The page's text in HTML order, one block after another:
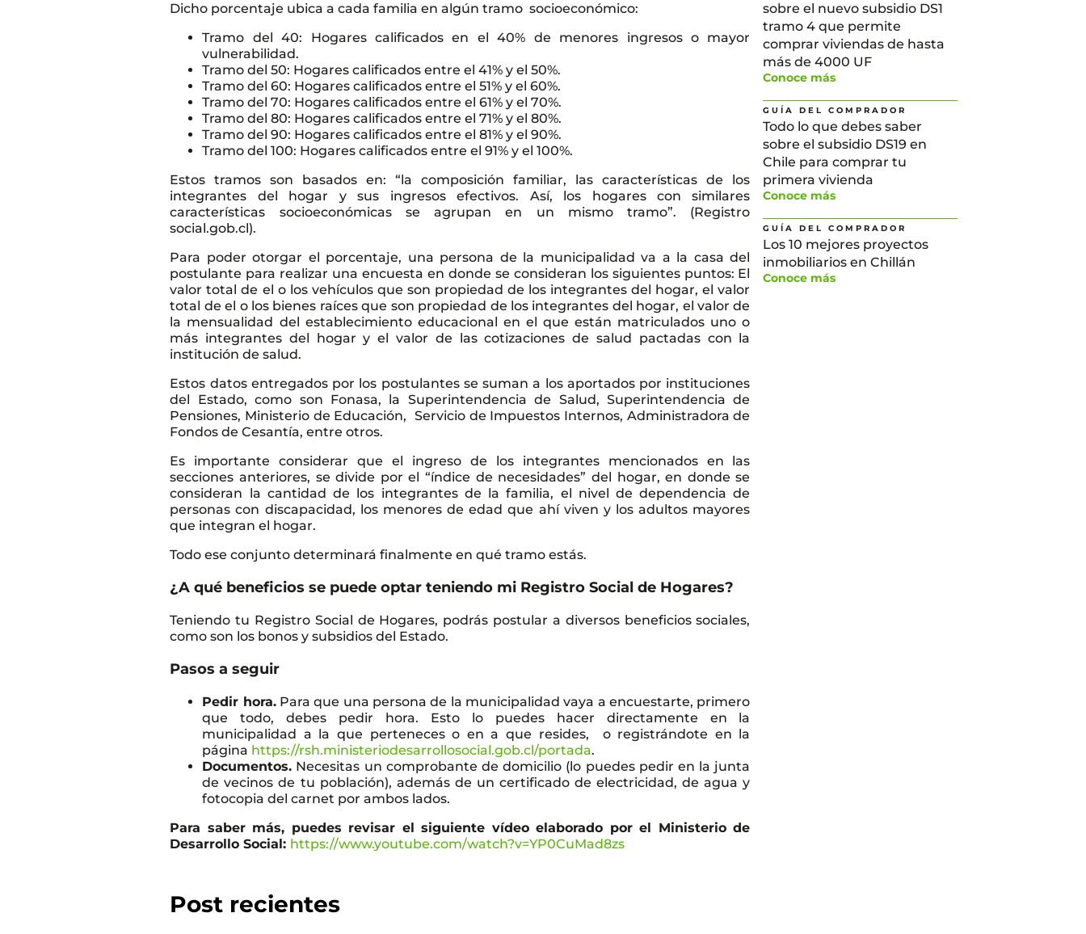
Dicho porcentaje ubica a cada familia en algún tramo socioeconómico:
Tramo del 40: Hogares calificados en el 40% de menores ingresos o mayor
vulnerabilidad.
Tramo del 50: Hogares calificados entre el 41% y el 50%.
Tramo del 60: Hogares calificados entre el 51% y el 60%.
Tramo del 70: Hogares calificados entre el 61% y el 70%.
Tramo del 80: Hogares calificados entre el 71% y el 80%.
Tramo del 90: Hogares calificados entre el 81% y el 90%.
Tramo del 100: Hogares calificados entre el 91% y el 100%.
Estos tramos son basados en: “la composición familiar, las características de los
integrantes del hogar y sus ingresos efectivos. Así, los hogares con similares
características socioeconómicas se agrupan en un mismo tramo”. (Registro
social.gob.cl).
Para poder otorgar el porcentaje, una persona de la municipalidad va a la casa del
postulante para realizar una encuesta en donde se consideran los siguientes puntos: El
valor total de el o los vehículos que son propiedad de los integrantes del hogar, el valor
total de el o los bienes raíces que son propiedad de los integrantes del hogar, el valor de
la mensualidad del establecimiento educacional en el que están matriculados uno o
más integrantes del hogar y el valor de las cotizaciones de salud pactadas con la
institución de salud.
Estos datos entregados por los postulantes se suman a los aportados por instituciones
del Estado, como son Fonasa, la Superintendencia de Salud, Superintendencia de
Pensiones, Ministerio de Educación, Servicio de Impuestos Internos, Administradora de
Fondos de Cesantía, entre otros.
Es importante considerar que el ingreso de los integrantes mencionados en las
secciones anteriores, se divide por el “índice de necesidades” del hogar, en donde se
consideran la cantidad de los integrantes de la familia, el nivel de dependencia de
personas con discapacidad, los menores de edad que ahí viven y los adultos mayores
que integran el hogar.
Todo ese conjunto determinará finalmente en qué tramo estás.
¿A qué beneficios se puede optar teniendo mi Registro Social de Hogares?
Teniendo tu Registro Social de Hogares, podrás postular a diversos beneficios sociales,
como son los bonos y subsidios del Estado.
Pasos a seguir
Pedir hora.Para que una persona de la municipalidad vaya a encuestarte, primero
que todo, debes pedir hora. Esto lo puedes hacer directamente en la
municipalidad a la que perteneces o en a que resides, o registrándote en la
página https://rsh.ministeriodesarrollosocial.gob.cl/portada.
Documentos. Necesitas un comprobante de domicilio (lo puedes pedir en la junta
de vecinos de tu población), además de un certificado de electricidad, de agua y
fotocopia del carnet por ambos lados.
Para saber más, puedes revisar el siguiente vídeo elaborado por el Ministerio de
Desarrollo Social: https://www.youtube.com/watch?v=YP0CuMad8zs
Post recientes
sobre el nuevo subsidio DS1
tramo 4 que permite
comprar viviendas de hasta
más de 4000 UF
Conoce más
GUÍA DEL COMPRADOR
Todo lo que debes saber
sobre el subsidio DS19 en
Chile para comprar tu
primera vivienda
Conoce más
GUÍA DEL COMPRADOR
Los 10 mejores proyectos
inmobiliarios en Chillán
Conoce más